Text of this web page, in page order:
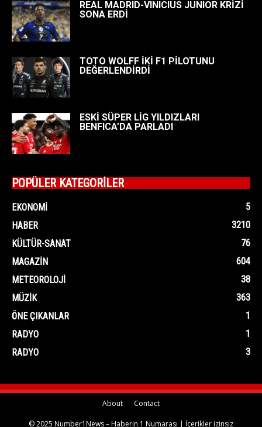
REAL MADRID-VINICIUS JUNIOR KRİZİ
SONA ERDİ
TOTO WOLFF İKİ F1 PİLOTUNU
DEĞERLENDİRDİ
ESKİ SÜPER LİG YILDIZLARI
BENFICA’DA PARLADI
POPÜLER KATEGORİLER
EKONOMI
5
HABER
3210
KÜLTÜR-SANAT
76
MAGAZIN
604
METEOROLOJI
38
MÜZIK
363
ÖNE ÇIKANLAR
1
RADYO
1
RADYO
3
About Contact
© 2025 Number1News – Haberin 1 Numarası | İçerikler izinsiz